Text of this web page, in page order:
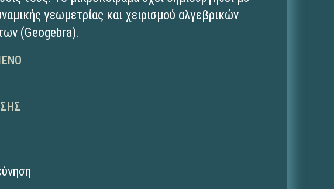
γεωμετρίας και χειρισμού αλγεβρικών
(Geogebra).